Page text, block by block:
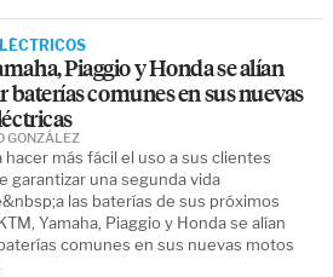
Piaggio y Honda se alían
baterías comunes en sus nuevas
hacer más fácil el uso a sus clientes
garantizar una segunda vida
las baterías de sus próximos
Yamaha, Piaggio y Honda se alían
comunes en sus nuevas motos
GONZÁLEZ